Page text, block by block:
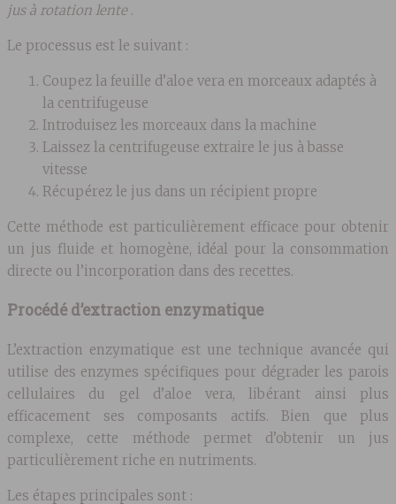
jus à rotation lente .
Le processus est le suivant :
Coupez la feuille d’aloe vera en morceaux adaptés à
la centrifugeuse
Introduisez les morceaux dans la machine
Laissez la centrifugeuse extraire le jus à basse
vitesse
Récupérez le jus dans un récipient propre
Cette méthode est particulièrement efficace pour obtenir
un jus fluide et homogène, idéal pour la consommation
directe ou l’incorporation dans des recettes.
Procédé d’extraction enzymatique
L’extraction enzymatique est une technique avancée qui
utilise des enzymes spécifiques pour dégrader les parois
cellulaires du gel d’aloe vera, libérant ainsi plus
efficacement ses composants actifs. Bien que plus
complexe, cette méthode permet d’obtenir un jus
particulièrement riche en nutriments.
Les étapes principales sont :